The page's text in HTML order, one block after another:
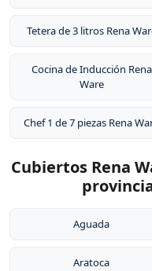
Tetera de 3 litros Rena
Cocina de Inducción Rena
Ware
Chef 1 de 7 piezas Rena
Cubiertos Rena
Aguada
Aratoca